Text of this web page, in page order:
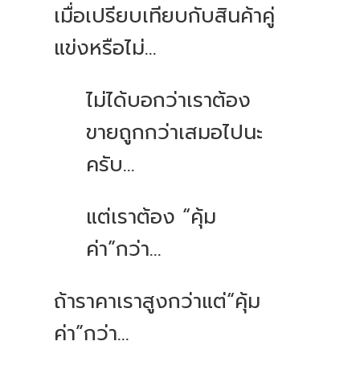
เมื่อเปรียบเทียบกับสินค้าคู่
แข่งหรือไม่...
ไม่ได้บอกว่าเราต้อง
ขายถูกกว่าเสมอไปนะ
ครับ...
แต่เราต้อง “คุ้ม
ค่า”กว่า...
ถ้าราคาเราสูงกว่าแต่“คุ้ม
ค่า”กว่า...